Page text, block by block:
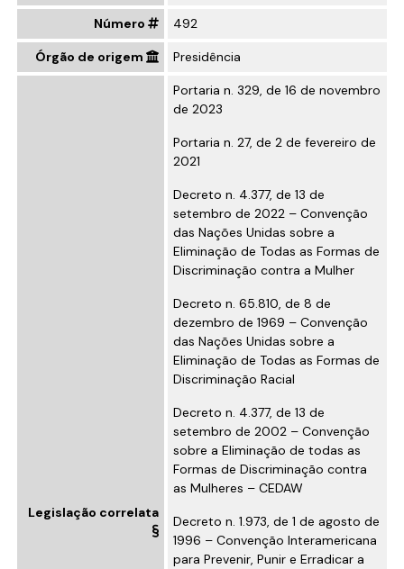
Número 492
Órgão de origem Presidência
Legislação correlata
Portaria n. 329, de 16 de novembro
de 2023
Portaria n. 27, de 2 de fevereiro de
2021
Decreto n. 4.377, de 13 de
setembro de 2022 – Convenção
das Nações Unidas sobre a
Eliminação de Todas as Formas de
Discriminação contra a Mulher
Decreto n. 65.810, de 8 de
dezembro de 1969 – Convenção
das Nações Unidas sobre a
Eliminação de Todas as Formas de
Discriminação Racial
Decreto n. 4.377, de 13 de
setembro de 2002 – Convenção
sobre a Eliminação de todas as
Formas de Discriminação contra
as Mulheres – CEDAW
Decreto n. 1.973, de 1 de agosto de
1996 – Convenção Interamericana
para Prevenir, Punir e Erradicar a